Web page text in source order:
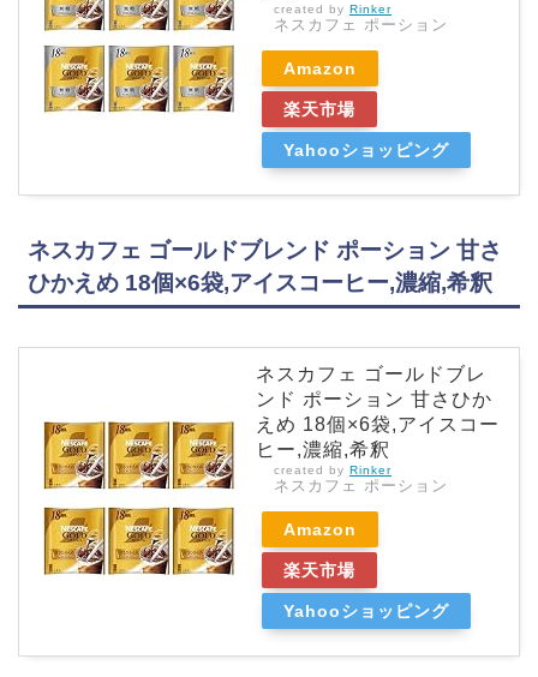
created by Rinker
ネスカフェ ポーション
Amazon
楽天市場
Yahooショッピング
ネスカフェ ゴールドブレンド ポーション 甘さ
ひかえめ 18個×6袋,アイスコーヒー,濃縮,希釈
ネスカフェ ゴールドブレ
ンド ポーション 甘さひか
えめ 18個×6袋,アイスコー
ヒー,濃縮,希釈
created by Rinker
ネスカフェ ポーション
Amazon
楽天市場
Yahooショッピング